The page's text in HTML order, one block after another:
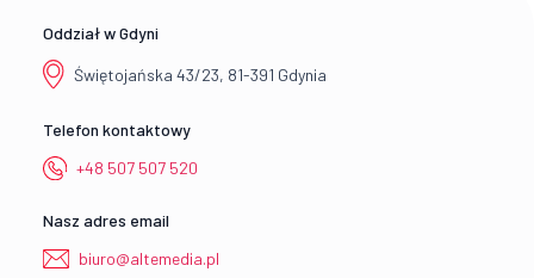
Oddział w Gdyni
Świętojańska 43/23, 81-391 Gdynia
Telefon kontaktowy
+48 507 507 520
Nasz adres email
biuro@altemedia.pl